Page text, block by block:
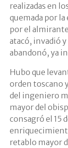
realizadas en
quemada por la
por el
atacó, invadió y
abandonó, ya
Hubo que
orden toscano
del ingeniero
mayor del
consagró el 15
retablo mayor